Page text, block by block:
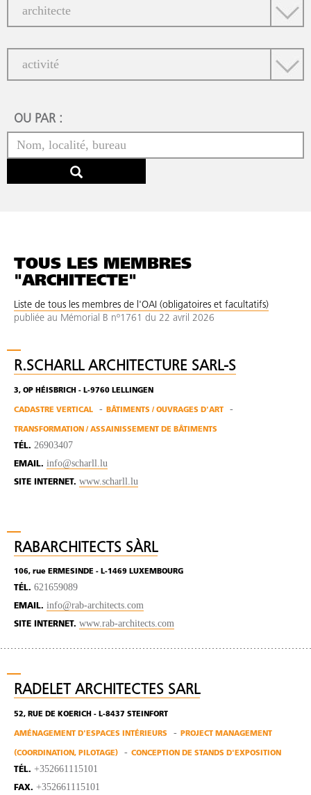
OU PAR :
TOUS LES MEMBRES
"ARCHITECTE"
Liste de tous les membres de l'OAI (obligatoires et facultatifs)
publiée au Mémorial B nº1761 du 22 avril 2026
R.SCHARLL ARCHITECTURE SARL-S
3, OP HÉISBRICH - L-9760 LELLINGEN
CADASTRE VERTICAL BÂTIMENTS / OUVRAGES D'ART
TRANSFORMATION / ASSAINISSEMENT DE BÂTIMENTS
TÉL. 26903407
EMAIL. info@scharll.lu
SITE INTERNET. www.scharll.lu
RABARCHITECTS SÀRL
106, rue ERMESINDE - L-1469 LUXEMBOURG
TÉL. 621659089
EMAIL. info@rab-architects.com
SITE INTERNET. www.rab-architects.com
RADELET ARCHITECTES SARL
52, RUE DE KOERICH - L-8437 STEINFORT
AMÉNAGEMENT D'ESPACES INTÉRIEURS PROJECT MANAGEMENT
(COORDINATION, PILOTAGE) CONCEPTION DE STANDS D'EXPOSITION
TÉL. +352661115101
FAX. +352661115101